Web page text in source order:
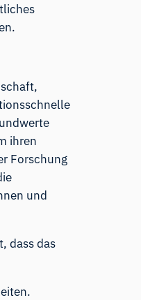
ihren
Forschung
und
dass das